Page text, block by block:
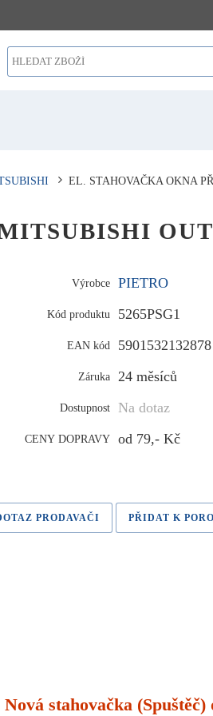
EL. STAHOVAČKA OKNA
Výrobce PIETRO
Kód produktu 5265PSG1
EAN kód 5901532132878
Záruka 24 měsíců
Dostupnost Na dotaz
CENY DOPRAVY od 79,- Kč
PRODAVAČI PŘIDAT K
Nová stahovačka (Spuštěč)